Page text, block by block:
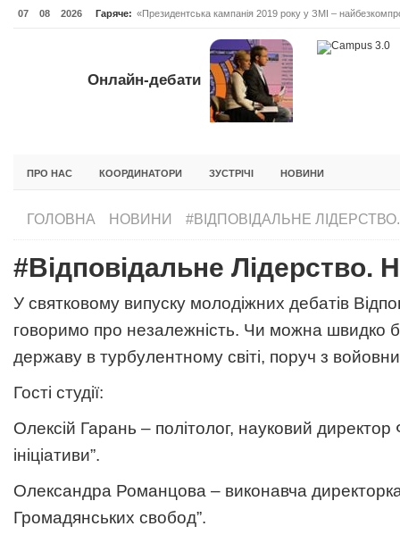
07 08 2026 Гаряче: «Президентська кампанія 2019 року у ЗМІ –
Онлайн-дебати #Відповідальне лідерство. Випуск 3
ОНЛАЙН-ДЕБАТИ #ВІДПОВІДАЛЬНЕ ЛІДЕРСТВО.
Онлайн-дебати
ПРО НАС КООРДИНАТОРИ ЗУСТРІЧІ НОВИНИ
ГОЛОВНА НОВИНИ #ВІДПОВІДАЛЬНЕ
#Відповідальне Лідерство.
У святковому випуску молодіжних дебатів
говоримо про незалежність. Чи можна швидко
державу в турбулентному світі, поруч з
Гості студії:
Олексій Гарань – політолог, науковий
ініціативи”.
Олександра Романцова – виконавча
Громадянських свобод”.